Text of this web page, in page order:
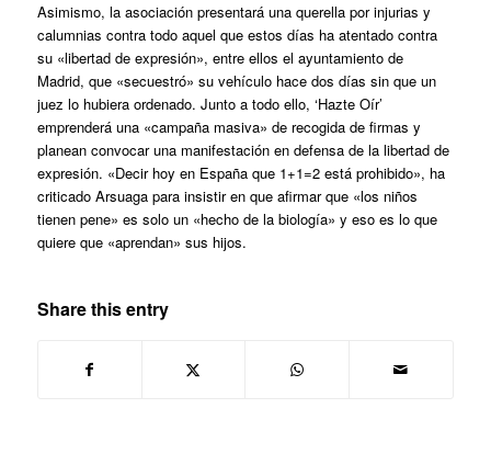
Asimismo, la asociación presentará una querella por injurias y
calumnias contra todo aquel que estos días ha atentado contra
su «libertad de expresión», entre ellos el ayuntamiento de
Madrid, que «secuestró» su vehículo hace dos días sin que un
juez lo hubiera ordenado. Junto a todo ello, ‘Hazte Oír’
emprenderá una «campaña masiva» de recogida de firmas y
planean convocar una manifestación en defensa de la libertad de
expresión. «Decir hoy en España que 1+1=2 está prohibido», ha
criticado Arsuaga para insistir en que afirmar que «los niños
tienen pene» es solo un «hecho de la biología» y eso es lo que
quiere que «aprendan» sus hijos.
Share this entry